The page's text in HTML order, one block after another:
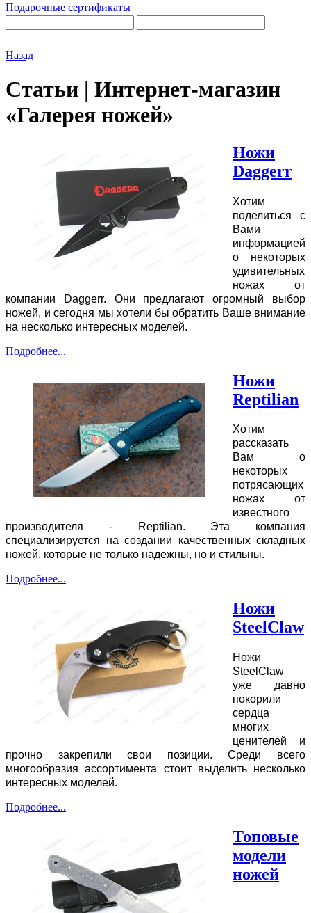
Подарочные сертификаты
Назад
Статьи | Интернет-магазин
«Галерея ножей»
Ножи
Daggerr
Хотим
поделиться с
Вами
информацией
о некоторых
удивительных
ножах от
компании Daggerr. Они предлагают огромный выбор
ножей, и сегодня мы хотели бы обратить Ваше внимание
на несколько интересных моделей.
Подробнее...
Ножи
Reptilian
Хотим
рассказать
Вам о
некоторых
потрясающих
ножах от
известного
производителя - Reptilian. Эта компания
специализируется на создании качественных складных
ножей, которые не только надежны, но и стильны.
Подробнее...
Ножи
SteelClaw
Ножи
SteelClaw
уже давно
покорили
сердца
многих
ценителей и
прочно закрепили свои позиции. Среди всего
многообразия ассортимента стоит выделить несколько
интересных моделей.
Подробнее...
Топовые
модели
ножей